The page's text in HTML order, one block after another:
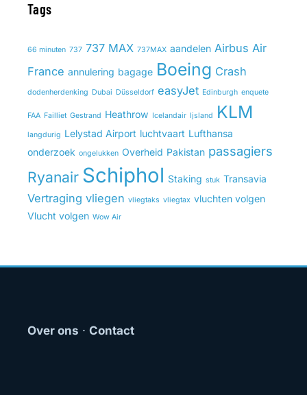
Tags
66 minuten 737 737 MAX 737MAX aandelen Airbus Air
France annulering bagage Boeing Crash
dodenherdenking Dubai Düsseldorf easyJet Edinburgh enquete
FAA Failliet Gestrand Heathrow Icelandair Ijsland KLM
langdurig Lelystad Airport luchtvaart Lufthansa
onderzoek ongelukken Overheid Pakistan passagiers
Ryanair Schiphol Staking stuk Transavia
Vertraging vliegen vliegtaks vliegtax vluchten volgen
Vlucht volgen Wow Air
Over ons · Contact